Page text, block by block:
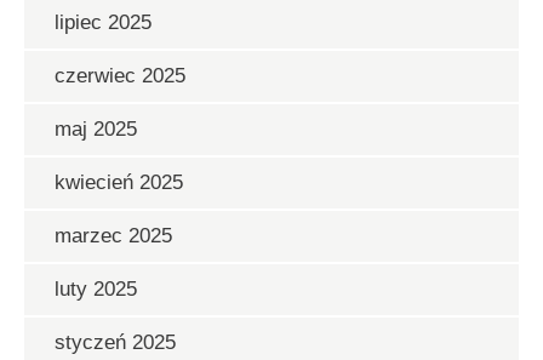
lipiec 2025
czerwiec 2025
maj 2025
kwiecień 2025
marzec 2025
luty 2025
styczeń 2025